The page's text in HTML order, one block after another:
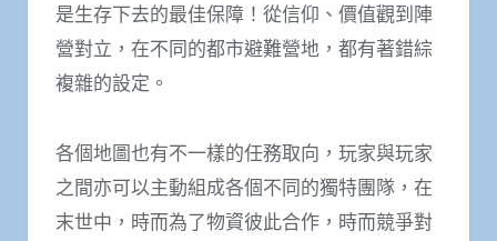
是生存下去的最佳保障！從信仰、價值觀到陣
營對立，在不同的都市避難營地，都有著錯綜
複雜的設定。
各個地圖也有不一樣的任務取向，玩家與玩家
之間亦可以主動組成各個不同的獨特團隊，在
末世中，時而為了物資彼此合作，時而競爭對